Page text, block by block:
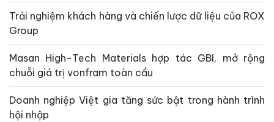
Trải nghiệm khách hàng và chiến lược dữ liệu của ROX
Group
Masan High-Tech Materials hợp tác GBI, mở rộng
chuỗi giá trị vonfram toàn cầu
Doanh nghiệp Việt gia tăng sức bật trong hành trình
hội nhập